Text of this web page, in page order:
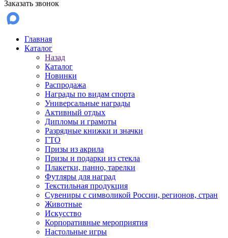
Заказать звонок
Главная
Каталог
Назад
Каталог
Новинки
Распродажа
Награды по видам спорта
Универсальные награды
Активный отдых
Дипломы и грамоты
Разрядные книжки и значки
ГТО
Призы из акрила
Призы и подарки из стекла
Плакетки, панно, тарелки
Футляры для наград
Текстильная продукция
Сувениры с символикой России, регионов, стран
Животные
Искусство
Корпоративные мероприятия
Настольные игры